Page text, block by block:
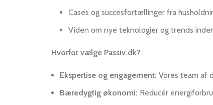
Cases og succesfortællinger fra
Viden om nye teknologier og trends
Hvorfor vælge Passiv.dk?
Ekspertise og engagement: Vores team af
Bæredygtig økonomi: Reducér